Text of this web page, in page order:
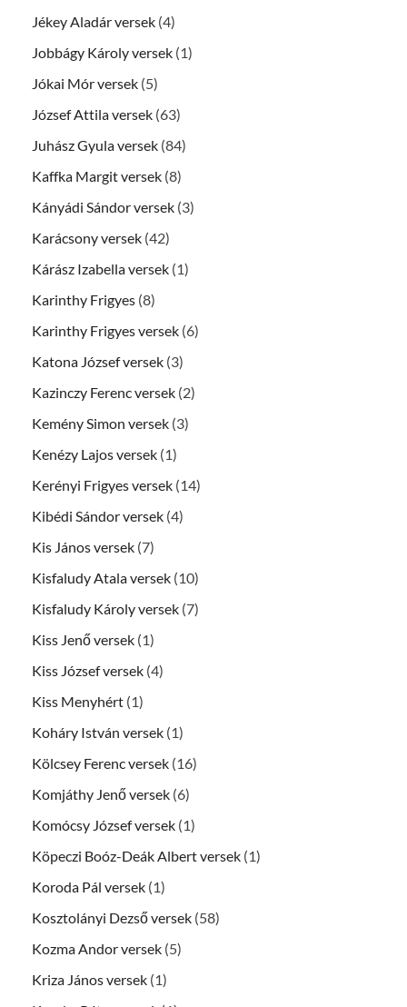
Jékey Aladár versek (4)
Jobbágy Károly versek (1)
Jókai Mór versek (5)
József Attila versek (63)
Juhász Gyula versek (84)
Kaffka Margit versek (8)
Kányádi Sándor versek (3)
Karácsony versek (42)
Kárász Izabella versek (1)
Karinthy Frigyes (8)
Karinthy Frigyes versek (6)
Katona József versek (3)
Kazinczy Ferenc versek (2)
Kemény Simon versek (3)
Kenézy Lajos versek (1)
Kerényi Frigyes versek (14)
Kibédi Sándor versek (4)
Kis János versek (7)
Kisfaludy Atala versek (10)
Kisfaludy Károly versek (7)
Kiss Jenő versek (1)
Kiss József versek (4)
Kiss Menyhért (1)
Koháry István versek (1)
Kölcsey Ferenc versek (16)
Komjáthy Jenő versek (6)
Komócsy József versek (1)
Köpeczi Boóz-Deák Albert versek (1)
Koroda Pál versek (1)
Kosztolányi Dezső versek (58)
Kozma Andor versek (5)
Kriza János versek (1)